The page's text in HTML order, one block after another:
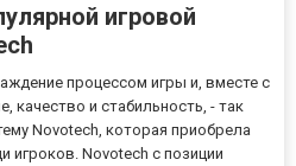
игровой
процессом игры и, вместе с
качество и стабильность, - так
Novotech, которая приобрела
игроков. Novotech с позиции